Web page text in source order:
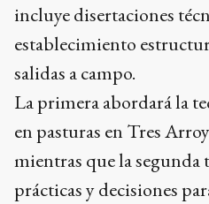
incluye disertaciones
establecimiento
salidas a campo.
La primera abordará la
en pasturas en Tres
mientras que la segunda
prácticas y decisiones